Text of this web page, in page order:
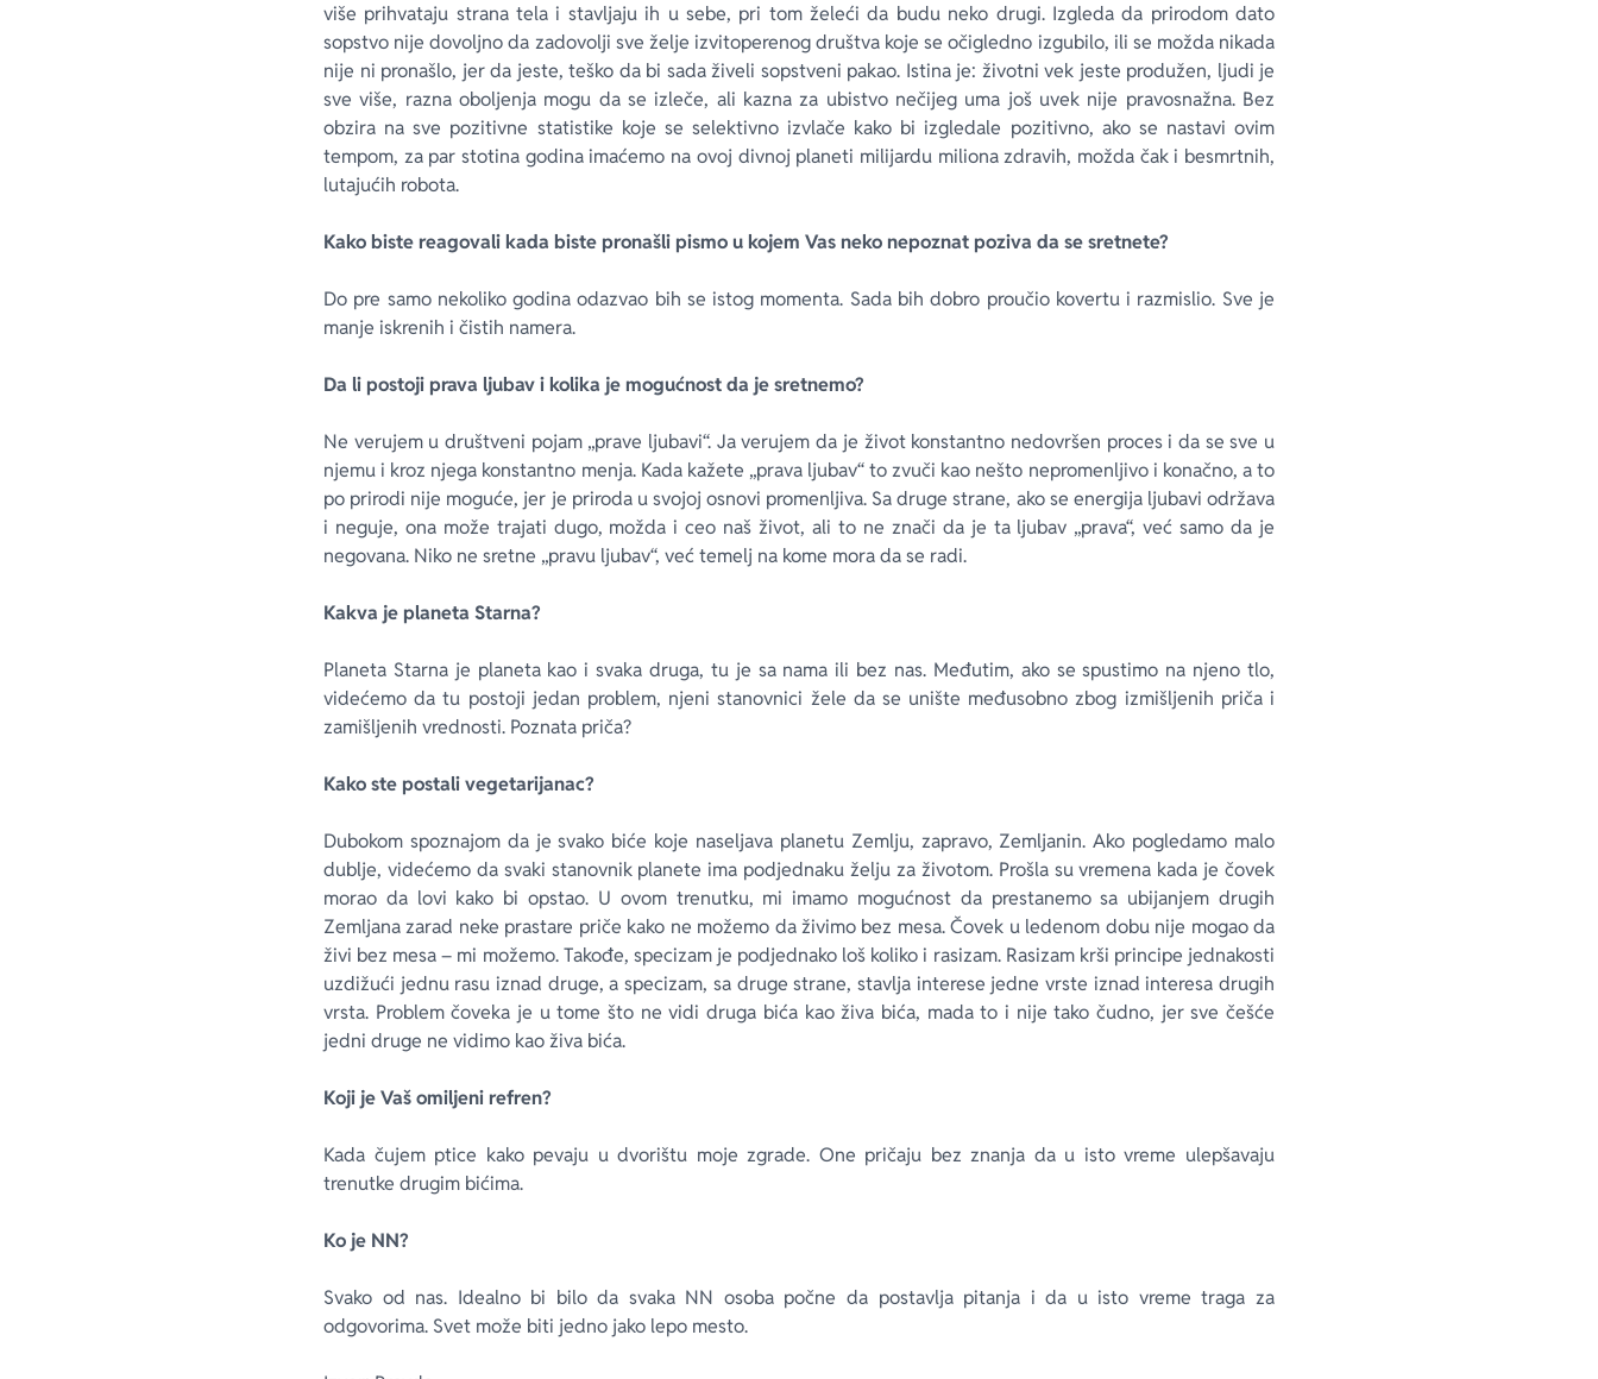
više prihvataju strana tela i stavljaju ih u sebe, pri tom želeći da budu neko drugi. Izgleda da prirodom dato
sopstvo nije dovoljno da zadovolji sve želje izvitoperenog društva koje se očigledno izgubilo, ili se možda nikada
nije ni pronašlo, jer da jeste, teško da bi sada živeli sopstveni pakao. Istina je: životni vek jeste produžen, ljudi je
sve više, razna oboljenja mogu da se izleče, ali kazna za ubistvo nečijeg uma još uvek nije pravosnažna. Bez
obzira na sve pozitivne statistike koje se selektivno izvlače kako bi izgledale pozitivno, ako se nastavi ovim
tempom, za par stotina godina imaćemo na ovoj divnoj planeti milijardu miliona zdravih, možda čak i besmrtnih,
lutajućih robota.
Kako biste reagovali kada biste pronašli pismo u kojem Vas neko nepoznat poziva da se sretnete?
Do pre samo nekoliko godina odazvao bih se istog momenta. Sada bih dobro proučio kovertu i razmislio. Sve je
manje iskrenih i čistih namera.
Da li postoji prava ljubav i kolika je mogućnost da je sretnemo?
Ne verujem u društveni pojam „prave ljubavi“. Ja verujem da je život konstantno nedovršen proces i da se sve u
njemu i kroz njega konstantno menja. Kada kažete „prava ljubav“ to zvuči kao nešto nepromenljivo i konačno, a to
po prirodi nije moguće, jer je priroda u svojoj osnovi promenljiva. Sa druge strane, ako se energija ljubavi održava
i neguje, ona može trajati dugo, možda i ceo naš život, ali to ne znači da je ta ljubav „prava“, već samo da je
negovana. Niko ne sretne „pravu ljubav“, već temelj na kome mora da se radi.
Kakva je planeta Starna?
Planeta Starna je planeta kao i svaka druga, tu je sa nama ili bez nas. Međutim, ako se spustimo na njeno tlo,
videćemo da tu postoji jedan problem, njeni stanovnici žele da se unište međusobno zbog izmišljenih priča i
zamišljenih vrednosti. Poznata priča?
Kako ste postali vegetarijanac?
Dubokom spoznajom da je svako biće koje naseljava planetu Zemlju, zapravo, Zemljanin. Ako pogledamo malo
dublje, videćemo da svaki stanovnik planete ima podjednaku želju za životom. Prošla su vremena kada je čovek
morao da lovi kako bi opstao. U ovom trenutku, mi imamo mogućnost da prestanemo sa ubijanjem drugih
Zemljana zarad neke prastare priče kako ne možemo da živimo bez mesa. Čovek u ledenom dobu nije mogao da
živi bez mesa – mi možemo. Takođe, specizam je podjednako loš koliko i rasizam. Rasizam krši principe jednakosti
uzdižući jednu rasu iznad druge, a specizam, sa druge strane, stavlja interese jedne vrste iznad interesa drugih
vrsta. Problem čoveka je u tome što ne vidi druga bića kao živa bića, mada to i nije tako čudno, jer sve češće
jedni druge ne vidimo kao živa bića.
Koji je Vaš omiljeni refren?
Kada čujem ptice kako pevaju u dvorištu moje zgrade. One pričaju bez znanja da u isto vreme ulepšavaju
trenutke drugim bićima.
Ko je NN?
Svako od nas. Idealno bi bilo da svaka NN osoba počne da postavlja pitanja i da u isto vreme traga za
odgovorima. Svet može biti jedno jako lepo mesto.